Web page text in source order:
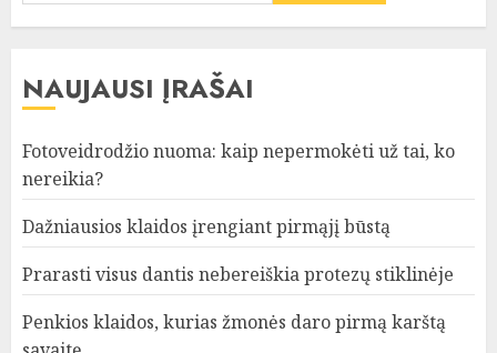
NAUJAUSI ĮRAŠAI
Fotoveidrodžio nuoma: kaip nepermokėti už tai, ko
nereikia?
Dažniausios klaidos įrengiant pirmąjį būstą
Prarasti visus dantis nebereiškia protezų stiklinėje
Penkios klaidos, kurias žmonės daro pirmą karštą